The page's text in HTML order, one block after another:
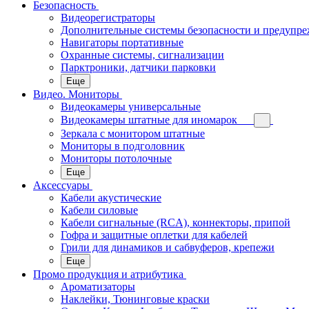
Безопасность
Видеорегистраторы
Дополнительные системы безопасности и
Навигаторы портативные
Охранные системы, сигнализации
Парктроники, датчики парковки
Еще
Видео. Мониторы
Видеокамеры универсальные
Видеокамеры штатные для иномарок
Зеркала с монитором штатные
Мониторы в подголовник
Мониторы потолочные
Еще
Аксессуары
Кабели акустические
Кабели силовые
Кабели сигнальные (RCA), коннекторы, припой
Гофра и защитные оплетки для кабелей
Грили для динамиков и сабвуферов, крепежи
Еще
Промо продукция и атрибутика
Ароматизаторы
Наклейки, Тюнинговые краски